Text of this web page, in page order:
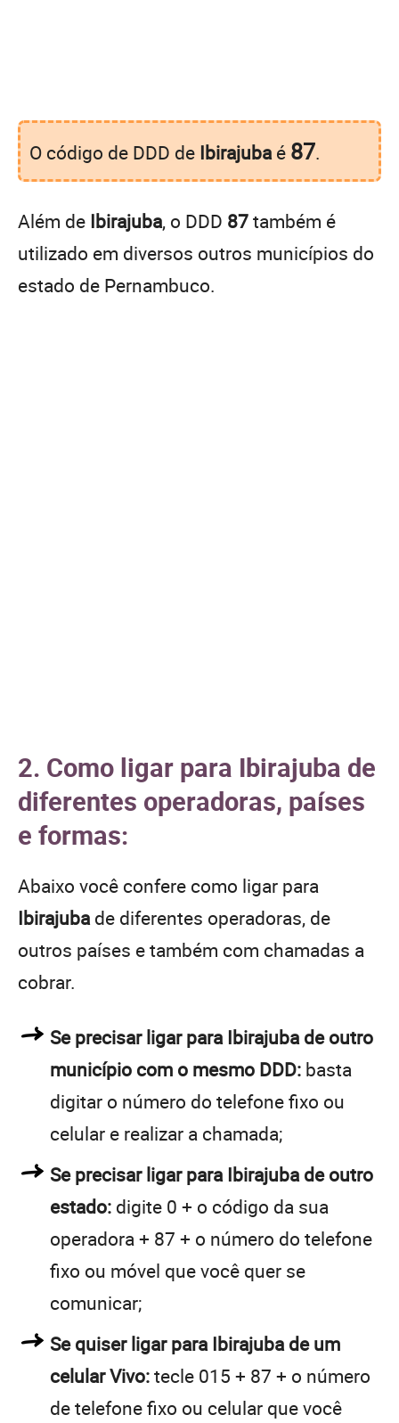
O código de DDD de Ibirajuba é 87.
Além de Ibirajuba, o DDD 87também é
utilizado em diversos outros municípios do
estado de Pernambuco.
2. Como ligar para Ibirajuba de
diferentes operadoras, países
e formas:
Abaixo você confere como ligar para
Ibirajuba de diferentes operadoras, de
outros países e também com chamadas a
cobrar.
Se precisar ligar para Ibirajuba de outro
município com o mesmo DDD: basta
digitar o número do telefone fixo ou
celular e realizar a chamada;
Se precisar ligar para Ibirajuba de outro
estado: digite 0 + o código da sua
operadora + 87 + o número do telefone
fixo ou móvel que você quer se
comunicar;
Se quiser ligar para Ibirajuba de um
celular Vivo:tecle 015 + 87 + o número
de telefone fixo ou celular que você